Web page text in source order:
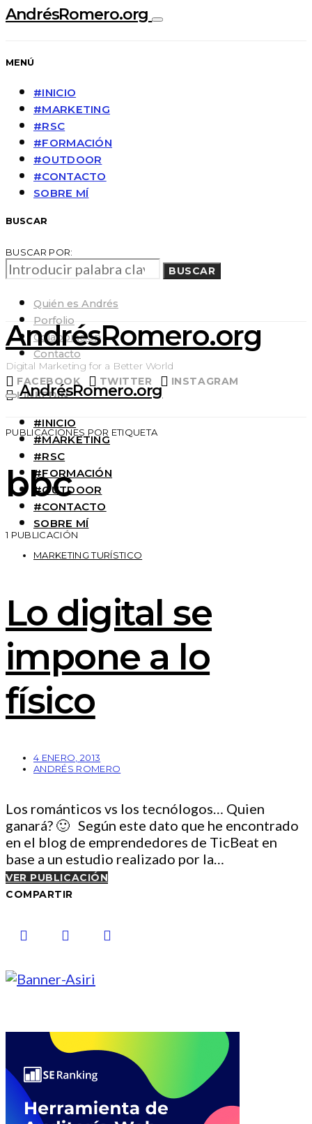
AndrésRomero.org
MENÚ
#INICIO
#MARKETING
#RSC
#FORMACIÓN
#OUTDOOR
#CONTACTO
SOBRE MÍ
BUSCAR
BUSCAR POR:
BUSCAR
Quién es Andrés
Porfolio
Colaboración
Contacto
FACEBOOK TWITTER
INSTAGRAM
LINKEDIN
AndrésRomero.org
Digital Marketing for a Better World
AndrésRomero.org
#INICIO
#MARKETING
#RSC
#FORMACIÓN
#OUTDOOR
#CONTACTO
SOBRE MÍ
PUBLICACIONES POR ETIQUETA
bbc
1 PUBLICACIÓN
MARKETING TURÍSTICO
Lo digital se
impone a lo
físico
4 ENERO, 2013
ANDRÉS ROMERO
Los románticos vs los tecnólogos… Quien
ganará? 🙂 Según este dato que he encontrado
en el blog de emprendedores de TicBeat en
base a un estudio realizado por la…
VER PUBLICACIÓN
COMPARTIR